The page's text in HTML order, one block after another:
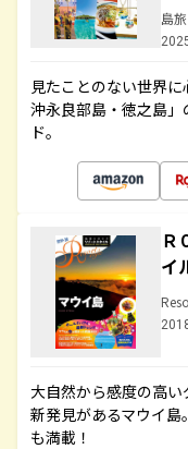
島旅
見たことのない世界
沖永良部島・徳之島
ド。
Ｒ
イ
大自然から感度の高
新発見があるマウイ
も満載！